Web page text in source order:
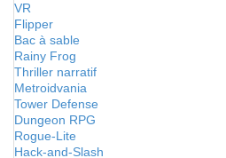
VR
Flipper
Bac à sable
Rainy Frog
Thriller narratif
Metroidvania
Tower Defense
Dungeon RPG
Rogue-Lite
Hack-and-Slash